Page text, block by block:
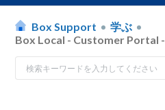
Box Support
学ぶ
Box Local - Customer Portal -